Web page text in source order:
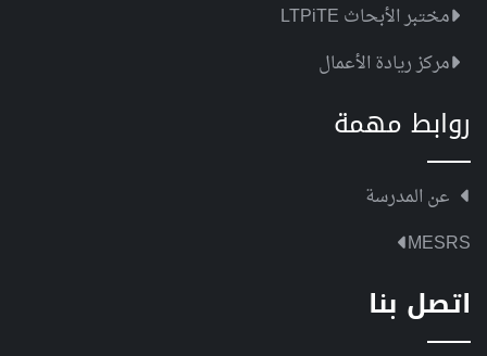
مختبر الأبحاث LTPiTE
مركز ريادة الأعمال
روابط مهمة
عن المدرسة
MESRS
اتصل بنا